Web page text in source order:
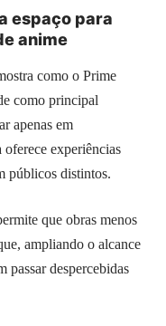
espaço para
anime
como o Prime
como principal
apenas em
experiências
públicos distintos.
que obras menos
ampliando o alcance
passar despercebidas